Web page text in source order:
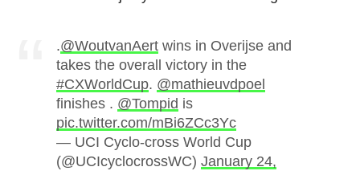
.@WoutvanAertwins in Overijse and
takes the overall victory in the
#CXWorldCup. @mathieuvdpoel
finishes . @Tompid is
pic.twitter.com/mBi6ZCc3Yc
— UCI Cyclo-cross World Cup
(@UCIcyclocrossWC) January 24,